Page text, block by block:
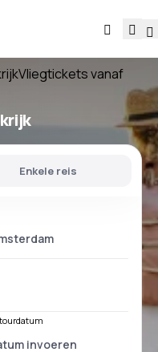
Vliegtickets vanaf
Enkele reis